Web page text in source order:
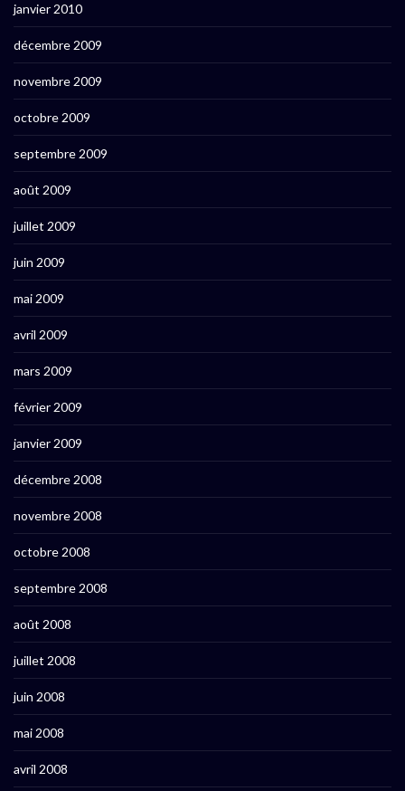
janvier 2010
décembre 2009
novembre 2009
octobre 2009
septembre 2009
août 2009
juillet 2009
juin 2009
mai 2009
avril 2009
mars 2009
février 2009
janvier 2009
décembre 2008
novembre 2008
octobre 2008
septembre 2008
août 2008
juillet 2008
juin 2008
mai 2008
avril 2008